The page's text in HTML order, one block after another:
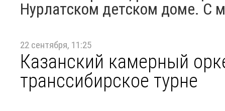
Нурлатском детском доме. С
22 сентября, 11:25
Казанский камерный
транссибирское турне